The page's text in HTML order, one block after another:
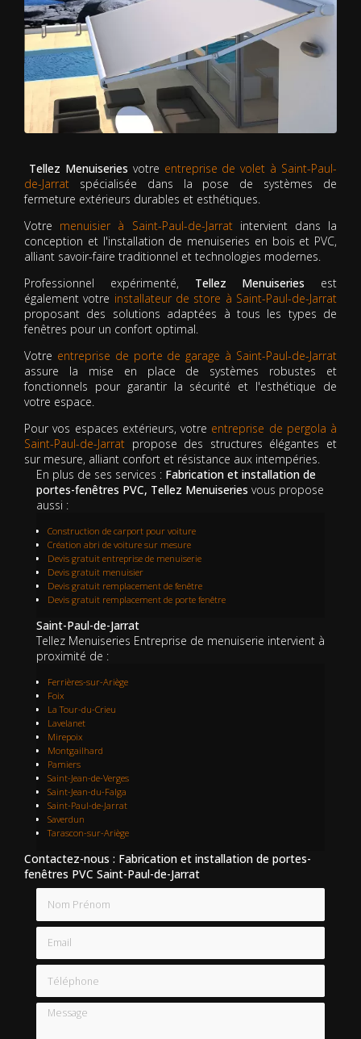
Tellez Menuiseries votre entreprise de volet à Saint-Paul-
de-Jarrat spécialisée dans la pose de systèmes de
fermeture extérieurs durables et esthétiques.
Votre menuisier à Saint-Paul-de-Jarratintervient dans la
conception et l'installation de menuiseries en bois et PVC,
alliant savoir-faire traditionnel et technologies modernes.
Professionnel expérimenté, Tellez Menuiseries est
également votre installateur de store à Saint-Paul-de-Jarrat
proposant des solutions adaptées à tous les types de
fenêtres pour un confort optimal.
Votre entreprise de porte de garage à Saint-Paul-de-Jarrat
assure la mise en place de systèmes robustes et
fonctionnels pour garantir la sécurité et l'esthétique de
votre espace.
Pour vos espaces extérieurs, votre entreprise de pergola à
Saint-Paul-de-Jarrat propose des structures élégantes et
sur mesure, alliant confort et résistance aux intempéries.
En plus de ses services : Fabrication et installation de
portes-fenêtres PVC, Tellez Menuiseries vous propose
aussi :
Construction de carport pour voiture
Création abri de voiture sur mesure
Devis gratuit entreprise de menuiserie
Devis gratuit menuisier
Devis gratuit remplacement de fenêtre
Devis gratuit remplacement de porte fenêtre
Saint-Paul-de-Jarrat
Tellez Menuiseries Entreprise de menuiserie intervient à
proximité de :
Ferrières-sur-Ariège
Foix
La Tour-du-Crieu
Lavelanet
Mirepoix
Montgailhard
Pamiers
Saint-Jean-de-Verges
Saint-Jean-du-Falga
Saint-Paul-de-Jarrat
Saverdun
Tarascon-sur-Ariège
Contactez-nous : Fabrication et installation de portes-
fenêtres PVC Saint-Paul-de-Jarrat
Email
Téléphone
Message